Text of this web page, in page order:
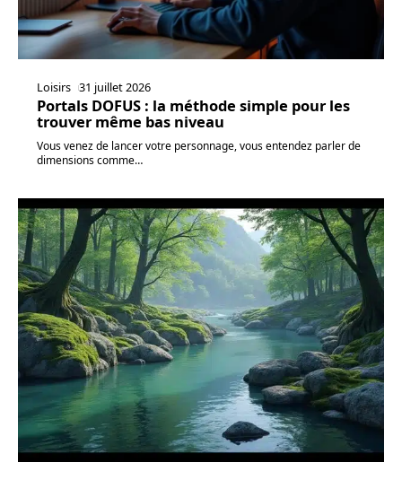
Loisirs 31 juillet 2026
Portals DOFUS : la méthode simple pour les
trouver même bas niveau
Vous venez de lancer votre personnage, vous entendez parler de
dimensions comme…